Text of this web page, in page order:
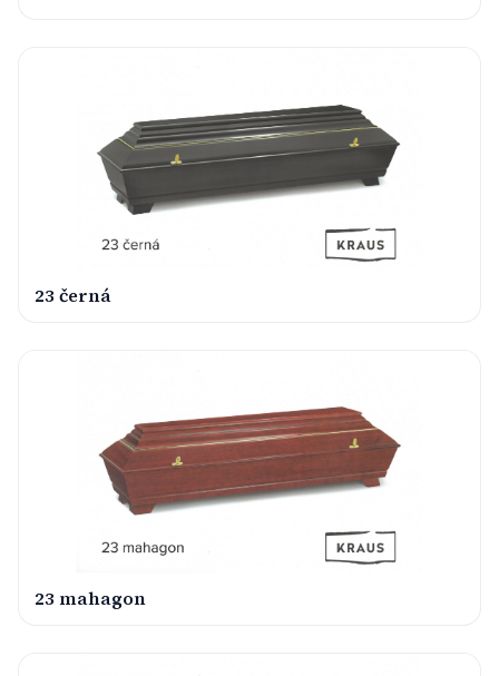
23 černá
23 mahagon